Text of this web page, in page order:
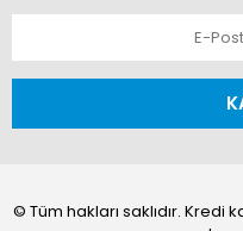
© Tüm hakları saklıdır. Kredi